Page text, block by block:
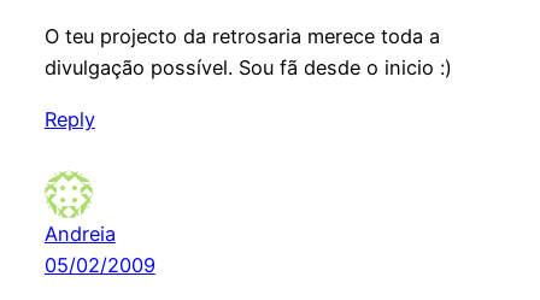
O teu projecto da retrosaria merece toda a
divulgação possível. Sou fã desde o inicio :)
Reply
Andreia
05/02/2009